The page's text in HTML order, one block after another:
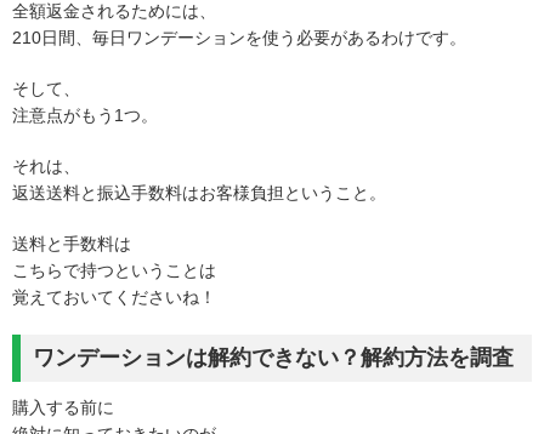
全額返金されるためには、
210日間、毎日ワンデーションを使う必要があるわけです。
そして、
注意点がもう1つ。
それは、
返送送料と振込手数料はお客様負担ということ。
送料と手数料は
こちらで持つということは
覚えておいてくださいね！
ワンデーションは解約できない？解約方法を調査
購入する前に